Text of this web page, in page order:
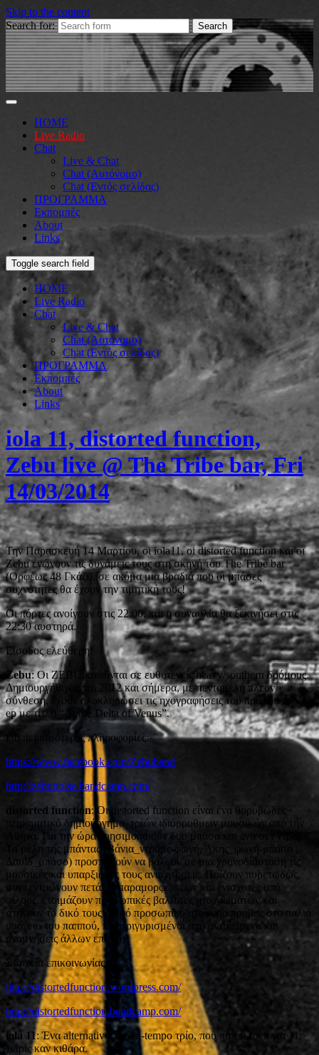
Skip to the content
Search for:
HOME
Live Radio
Chat
Live & Chat
Chat (Αυτόνομο)
Chat (Εντός σελίδας)
ΠΡΟΓΡΑΜΜΑ
Εκπομπές
About
Links
Toggle search field
HOME
Live Radio
Chat
Live & Chat
Chat (Αυτόνομο)
Chat (Εντός σελίδας)
ΠΡΟΓΡΑΜΜΑ
Εκπομπές
About
Links
iola 11, distorted function,
Zebu live @ The Tribe bar, Fri
14/03/2014
Την Παρασκευή 14 Μαρτίου, οι iola11, oi distorted function και οι
Zebu ενώνουν τις δυνάμεις τους στη σκηνή του The Tribe bar
(Ορφέως 48 Γκάζι), σε ακόμα μια βραδιά που οι μπάσες
συχνότητες θα έχουν την τιμητική τους!
Οι πόρτες ανοίγουν στις 22:00, και η συναυλία θα ξεκινήσει στις
22:30 αυστηρά.
Είσοδος ελεύθερη!
Zebu: Οι ZEBU κινούνται σε ευθυτενείς heavy/southern δρόμους.
Δημιουργήθηκαν το 2012 και σήμερα, με πενταμελή πλέον
σύνθεση, έχουν ολοκληρώσει τις ηχογραφήσεις του πρώτου τους
ep με τίτλο “At the Delta of Venus”.
Για περισσότερες πληροφορίες:
https://www.facebook.com/Zebuband
http://zebunoise.bandcamp.com/
distorted function: Οι distorted function είναι ένα θορυβώδες
πειραματικό δημιούργημα, τριών ιδιόρρυθμων μουσικών από την
Αθήνα. Για την ώρα χρησιμοποιούν δυο μπάσα και ένα σετ ντραμς.
Τα μέλη της μπάντας (Βάνια_ντραμς-φωνή, Άκης_φωνή-μπάσο ,
Δαυίδ_μπάσο) προσπαθούν να βάλουν σε μια χρονοδιάσταση τις
μουσικές και υπαρξιακές τους αναζητήσεις. Παίζουν πυρετωδώς,
συγκεντρώνουν πετάλια παραμορφώσεων και ενισχυτές από
φίλους, ετοιμάζουν προσωπικές βαλίτσες ηχοχρωμάτων και
στήνουν το δικό τους μικρό προσωπικό στούντιο πρόβας στο παλιό
υπόγειο του παππού, περιτριγυρισμένοι από αντικείμενα και
αναμνήσεις άλλων εποχών.
Στοιχεία επικοινωνίας:
http://distortedfunction.wordpress.com/
http://distortedfunction.bandcamp.com/
iola 11: Ένα alternative, down-tempo τρίο, που παίζει rock για 11,
χωρίς καν κιθάρα.